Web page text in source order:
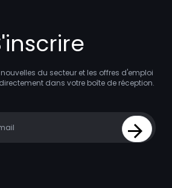
du secteur et les offres d'emploi
dans votre boîte de réception.
Sign Up